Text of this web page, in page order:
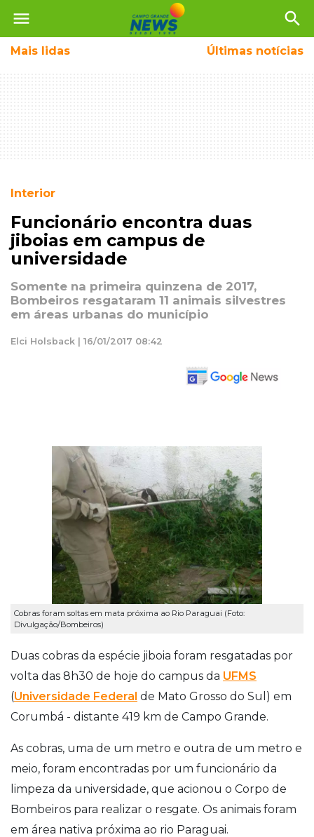
menu search
Mais lidas Últimas notícias
Interior
Funcionário encontra duas
jiboias em campus de
universidade
Somente na primeira quinzena de 2017,
Bombeiros resgataram 11 animais silvestres
em áreas urbanas do município
Elci Holsback | 16/01/2017 08:42
Cobras foram soltas em mata próxima ao Rio Paraguai (Foto:
Divulgação/Bombeiros)
Duas cobras da espécie jiboia foram resgatadas por
volta das 8h30 de hoje do campus da UFMS
(Universidade Federal de Mato Grosso do Sul) em
Corumbá - distante 419 km de Campo Grande.
As cobras, uma de um metro e outra de um metro e
meio, foram encontradas por um funcionário da
limpeza da universidade, que acionou o Corpo de
Bombeiros para realizar o resgate. Os animais foram
em área nativa próxima ao rio Paraguai.